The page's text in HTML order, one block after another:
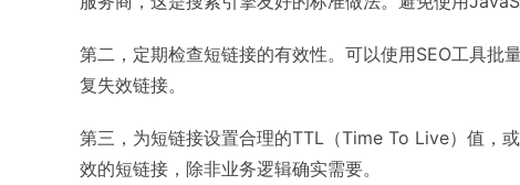
第二，定期检查短链接的有效性。可以使用SEO工具批
复失效链接。
第三，为短链接设置合理的TTL（Time To Live）值，
效的短链接，除非业务逻辑确实需要。